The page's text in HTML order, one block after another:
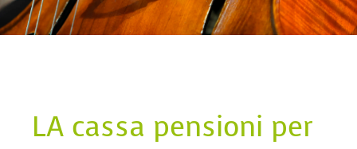
LA cassa pensioni per